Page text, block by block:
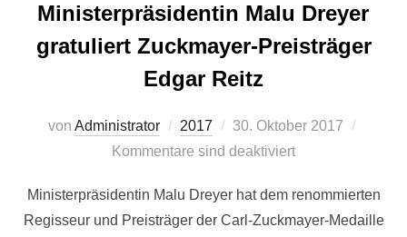
Ministerpräsidentin Malu Dreyer
gratuliert Zuckmayer-Preisträger
Edgar Reitz
von Administrator 2017
Veröffentlicht
am
30. Oktober 2017
Kommentare sind deaktiviert
Ministerpräsidentin Malu Dreyer hat dem renommierten
Regisseur und Preisträger der Carl-Zuckmayer-Medaille